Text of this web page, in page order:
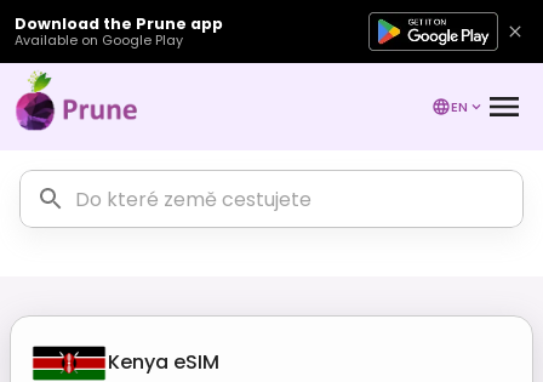
Download the Prune app
Available on Google Play
EN
Kenya eSIM